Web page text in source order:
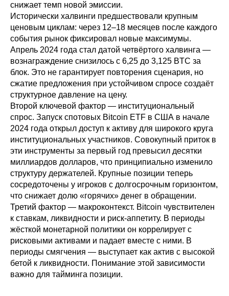
снижает темп новой эмиссии.
Исторически халвинги предшествовали крупным
ценовым циклам: через 12–18 месяцев после каждого
события рынок фиксировал новые максимумы.
Апрель 2024 года стал датой четвёртого халвинга —
вознаграждение снизилось с 6,25 до 3,125 BTC за
блок. Это не гарантирует повторения сценария, но
сжатие предложения при устойчивом спросе создаёт
структурное давление на цену.
Второй ключевой фактор — институциональный
спрос. Запуск спотовых Bitcoin ETF в США в начале
2024 года открыл доступ к активу для широкого круга
институциональных участников. Совокупный приток в
эти инструменты за первый год превысил десятки
миллиардов долларов, что принципиально изменило
структуру держателей. Крупные позиции теперь
сосредоточены у игроков с долгосрочным горизонтом,
что снижает долю «горячих» денег в обращении.
Третий фактор — макроконтекст. Bitcoin чувствителен
к ставкам, ликвидности и риск-аппетиту. В периоды
жёсткой монетарной политики он коррелирует с
рисковыми активами и падает вместе с ними. В
периоды смягчения — выступает как актив с высокой
бетой к ликвидности. Понимание этой зависимости
важно для тайминга позиции.